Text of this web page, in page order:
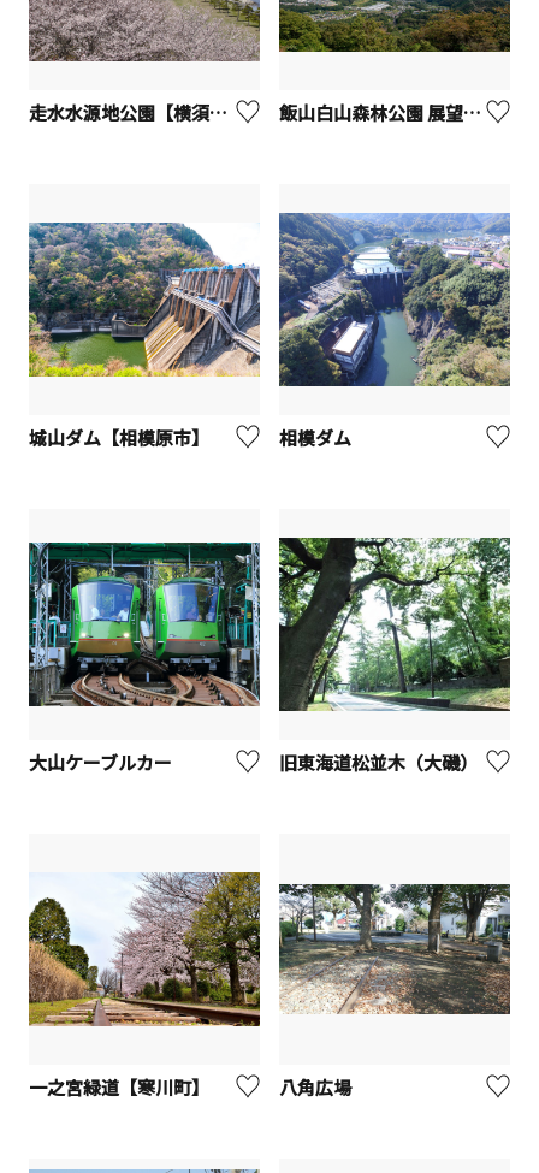
走水水源地公園【横須賀市】 飯山白山森林公園 展望台【厚木市】
城山ダム【相模原市】 相模ダム
大山ケーブルカー 旧東海道松並木（大磯）
一之宮緑道【寒川町】 八角広場